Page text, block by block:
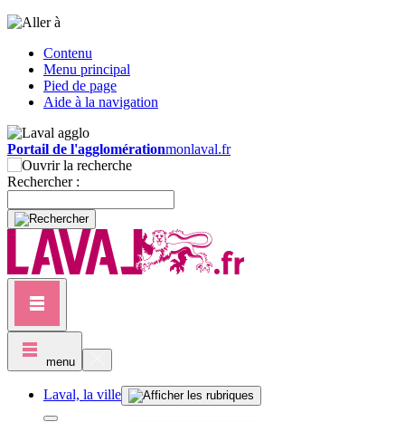
Contenu
Menu principal
Pied de page
Aide à la navigation
Portail de l'agglomérationmonlaval.fr
Rechercher :
menu
Laval, la ville